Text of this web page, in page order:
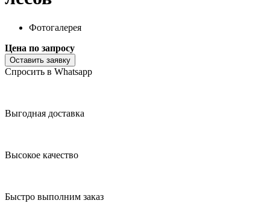
Фотогалерея
Цена по запросу
Оставить заявку
Спросить в Whatsapp
Выгодная доставка
Высокое качество
Быстро выполним заказ